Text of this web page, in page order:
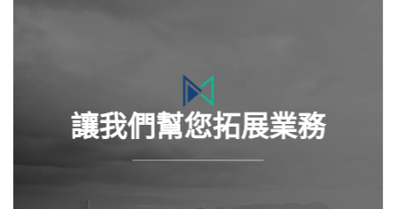
讓我們幫您拓展業務